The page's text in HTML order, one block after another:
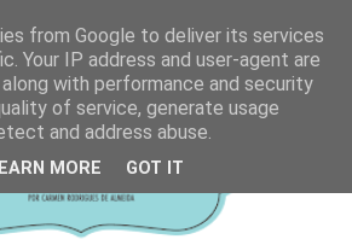
from Google to deliver its services
Your IP address and user-agent are
with performance and security
of service, generate usage
and address abuse.
MORE GOT IT